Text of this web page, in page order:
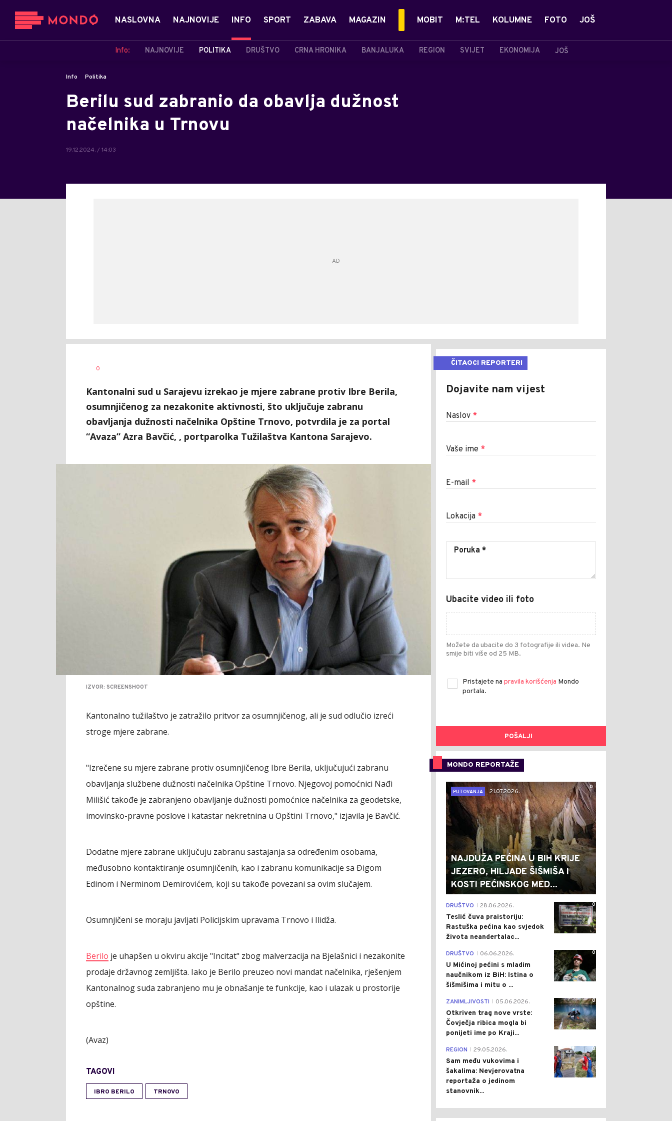
NASLOVNA NAJNOVIJE INFO
Info: NAJNOVIJE POLITIKA DRUŠTVO CRNA HRONIKA BANJALUKA REGION SVIJET EKONOMIJA JOŠ
SPORT ZABAVA MAGAZIN MOBIT M:TEL KOLUMNE FOTO JOŠ
Info Politika
Berilu sud zabranio da obavlja dužnost
načelnika u Trnovu
19.12.2024. / 14:03
AUTOR
0
Kantonalni sud u Sarajevu izrekao je mjere zabrane protiv Ibre Berila,
osumnjičenog za nezakonite aktivnosti, što uključuje zabranu
obavljanja dužnosti načelnika Opštine Trnovo, potvrdila je za portal
“Avaza” Azra Bavčić, , portparolka Tužilaštva Kantona Sarajevo.
IZVOR: SCREENSHOOT
Kantonalno tužilaštvo je zatražilo pritvor za osumnjičenog, ali je sud odlučio izreći
stroge mjere zabrane.
"Izrečene su mjere zabrane protiv osumnjičenog Ibre Berila, uključujući zabranu
obavljanja službene dužnosti načelnika Opštine Trnovo. Njegovoj pomoćnici Nađi
Milišić takođe je zabranjeno obavljanje dužnosti pomoćnice načelnika za geodetske,
imovinsko-pravne poslove i katastar nekretnina u Opštini Trnovo," izjavila je Bavčić.
Dodatne mjere zabrane uključuju zabranu sastajanja sa određenim osobama,
međusobno kontaktiranje osumnjičenih, kao i zabranu komunikacije sa Đigom
Edinom i Nerminom Demirovićem, koji su takođe povezani sa ovim slučajem.
Osumnjičeni se moraju javljati Policijskim upravama Trnovo i Ilidža.
Berilo je uhapšen u okviru akcije "Incitat" zbog malverzacija na Bjelašnici i nezakonite
prodaje državnog zemljišta. Iako je Berilo preuzeo novi mandat načelnika, rješenjem
Kantonalnog suda zabranjeno mu je obnašanje te funkcije, kao i ulazak u prostorije
opštine.
(Avaz)
TAGOVI
IBRO BERILO TRNOVO
ČITAOCI REPORTERI
Dojavite nam vijest
Naslov *
Vaše ime *
E-mail *
Lokacija *
Ubacite video ili foto
Možete da ubacite do 3 fotografije ili videa. Ne
smije biti više od 25 MB.
Pristajete na pravila korišćenja Mondo
portala.
POŠALJI
MONDO REPORTAŽE
0
PUTOVANJA
21.07.2026.
NAJDUŽA PEĆINA U BIH KRIJE
JEZERO, HILJADE ŠIŠMIŠA I
KOSTI PEĆINSKOG MED...
0
DRUŠTVO 28.06.2026.
Teslić čuva praistoriju:
Rastuška pećina kao svjedok
života neandertalac...
0
DRUŠTVO 06.06.2026.
U Mićinoj pećini s mladim
naučnikom iz BiH: Istina o
šišmišima i mitu o ...
0
ZANIMLJIVOSTI 05.06.2026.
Otkriven trag nove vrste:
Čovječja ribica mogla bi
ponijeti ime po Kraji...
0
REGION 29.05.2026.
Sam među vukovima i
šakalima: Nevjerovatna
reportaža o jedinom
stanovnik...